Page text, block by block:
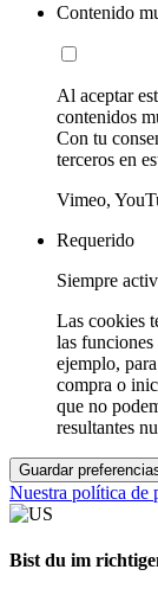
Contenido
Al aceptar
contenidos
Con tu
terceros en
Vimeo,
Requerido
Siempre
Las cookies
las
ejemplo,
compra o
que no
resultantes
Guardar
Nuestra política de
Bist du im